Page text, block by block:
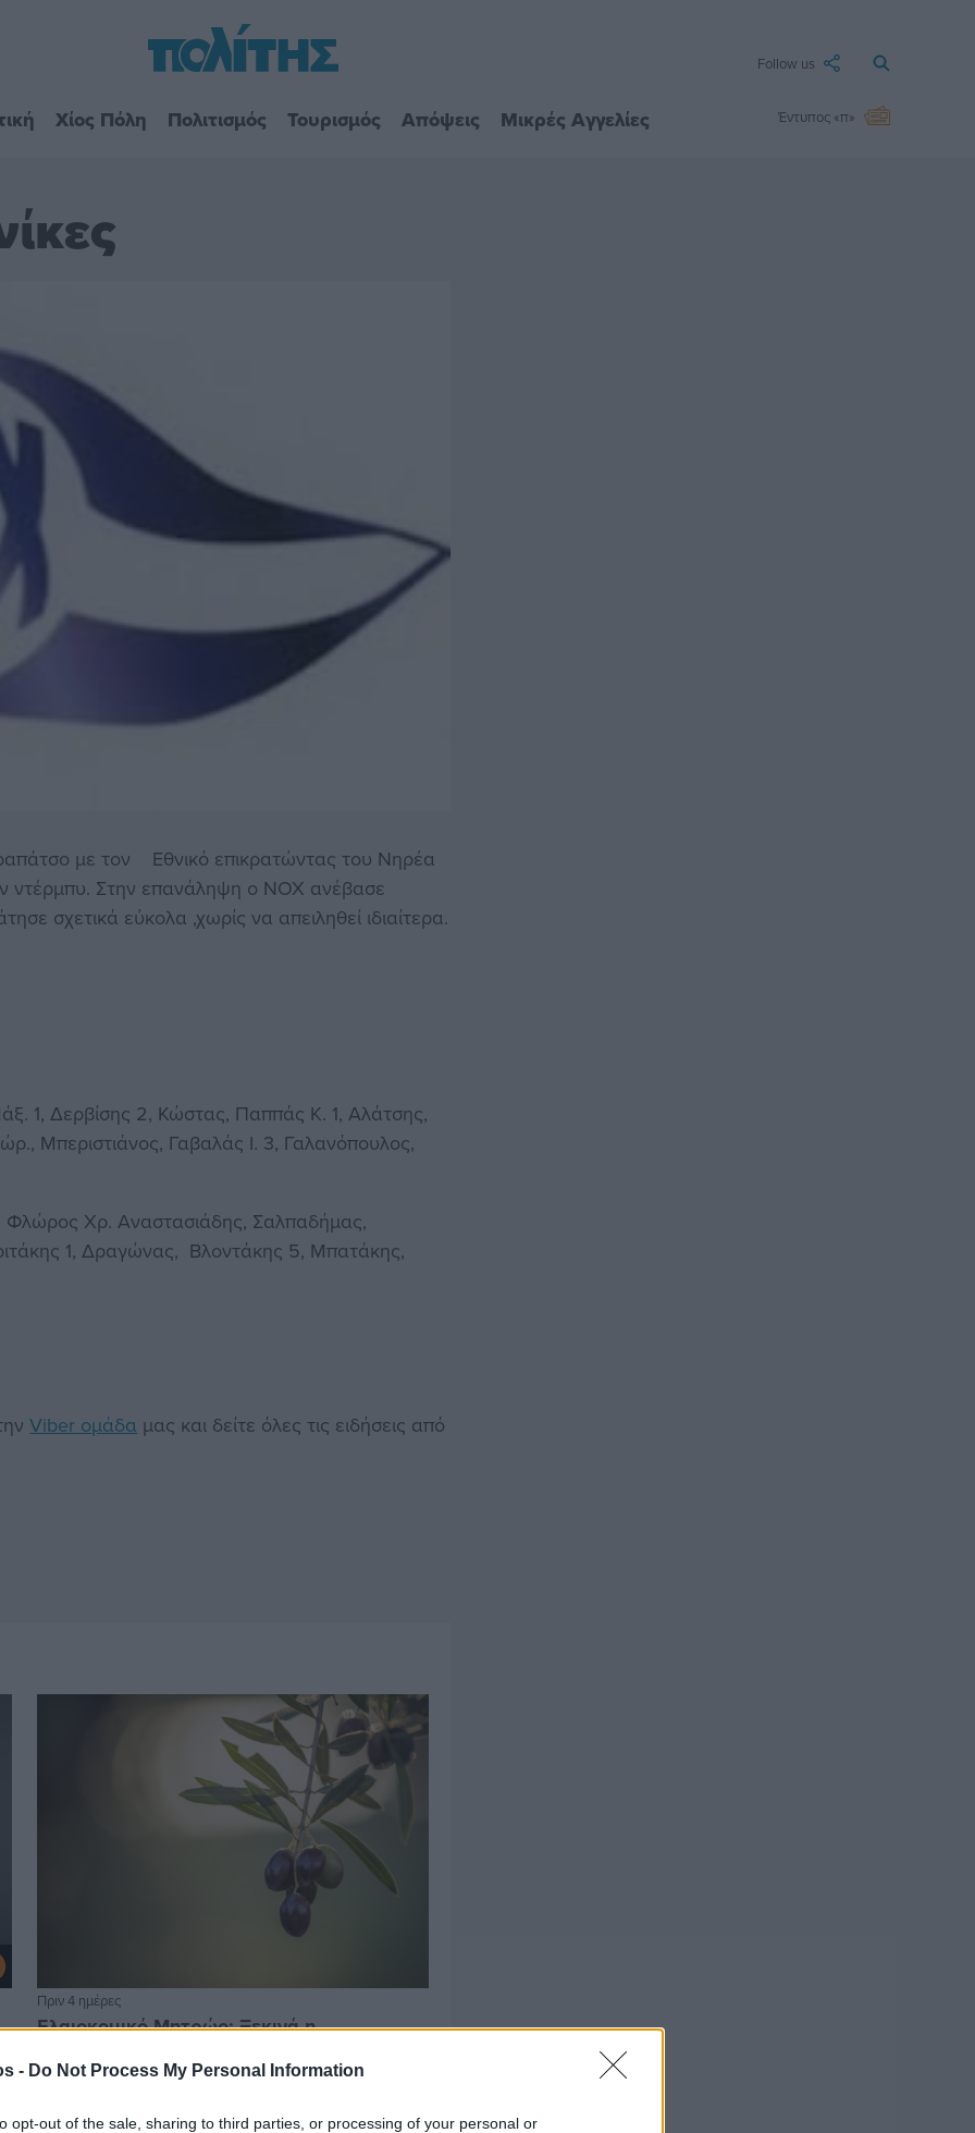
- Do Not Process My Personal Information
opt-out of the sale, sharing to third parties, or processing of your personal or
Follow us
Χίος Πόλη Πολιτισμός Τουρισμός Απόψεις Μικρές Αγγελίες Έντυπος «π»
με τον Εθνικό επικρατώντας του Νηρέα
ντέρμπυ. Στην επανάληψη ο ΝΟΧ ανέβασε
σχετικά εύκολα ,χωρίς να απειληθεί ιδιαίτερα.
1, Δερβίσης 2, Κώστας, Παππάς Κ. 1, Αλάτσης,
Μπεριστιάνος, Γαβαλάς Ι. 3, Γαλανόπουλος,
Χρ. Αναστασιάδης, Σαλπαδήμας,
1, Δραγώνας, Βλοντάκης 5, Μπατάκης,
Viber ομάδα μας και δείτε όλες τις ειδήσεις από
Πριν 4 ημέρες
Ελαιοκομικό Μητρώο: Ξεκινά η
Χίο